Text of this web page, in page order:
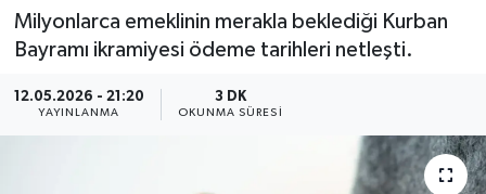
Milyonlarca emeklinin merakla beklediği Kurban
Bayramı ikramiyesi ödeme tarihleri netleşti.
12.05.2026 - 21:20
YAYINLANMA
3 DK
OKUNMA SÜRESI
KÜLTÜR SANAT
MAGAZİN